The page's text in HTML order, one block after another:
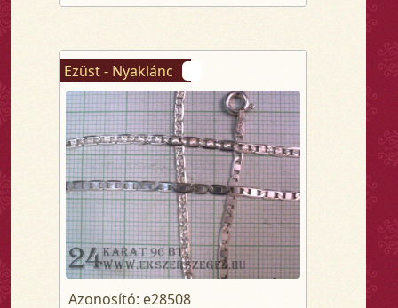
Ezüst - Nyaklánc
Azonosító: e28508